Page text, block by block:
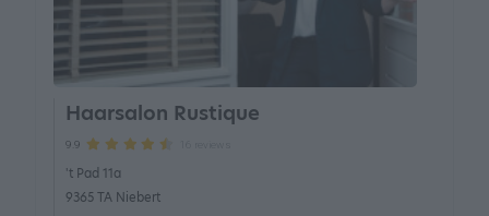
Haarsalon Rustique
9.9
't Pad 11a
9365 TA Niebert